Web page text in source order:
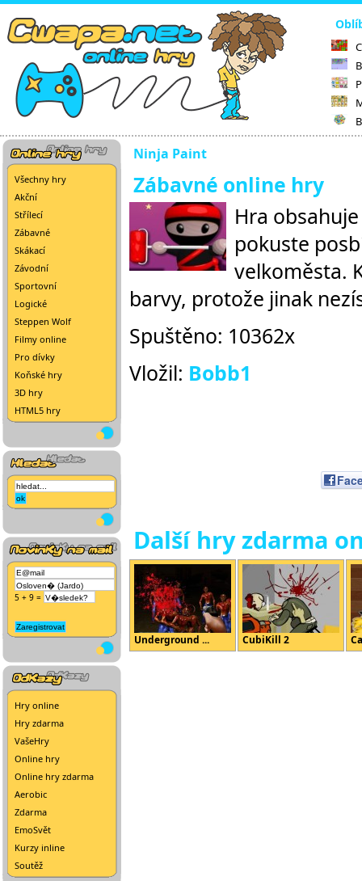
Všechny hry
Akční
Střílecí
Zábavné
Skákací
Závodní
Sportovní
Logické
Steppen Wolf
Filmy online
Pro dívky
Koňské hry
3D hry
HTML5 hry
5 + 9 =
Hry online
Hry zdarma
VašeHry
Online hry
Online hry zdarma
Aerobic
Zdarma
EmoSvět
Kurzy inline
Soutěž
Ninja Paint
Zábavné online hry
Hra
pokuste
velkoměsta.
barvy, protože jinak
Spuštěno: 10362x
Vložil: Bobb1
Další hry zdarma
Underground ... CubiKill 2